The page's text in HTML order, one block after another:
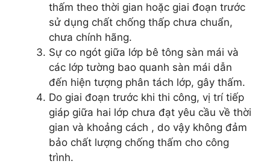
thấm theo thời gian hoặc giai đoạn trước
sử dụng chất chống thấp chưa chuẩn,
chưa chính hãng.
Sự co ngót giữa lớp bê tông sàn mái và
các lớp tường bao quanh sàn mái dẫn
đến hiện tượng phân tách lớp, gây thấm.
Do giai đoạn trước khi thi công, vị trí tiếp
giáp giữa hai lớp chưa đạt yêu cầu về thời
gian và khoảng cách , do vậy không đảm
bảo chất lượng chống thấm cho công
trình.